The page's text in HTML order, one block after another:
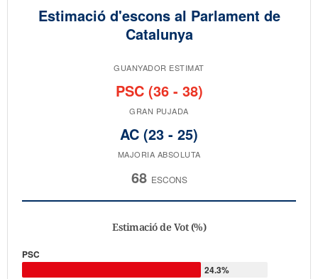
Estimació d'escons al Parlament de
Catalunya
GUANYADOR ESTIMAT
PSC (36 - 38)
GRAN PUJADA
AC (23 - 25)
MAJORIA ABSOLUTA
68 ESCONS
Repartiment d'escons (Hemicicle)
Estimació de Vot (%)
PSC
24.3%